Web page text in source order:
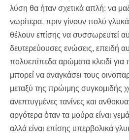
λύση θα ήταν σχετικά απλή: να
νωρίτερα, πριν γίνουν πολύ γλυκά
θέλουν επίσης να συσσωρευτεί
δευτερεύουσες ενώσεις, επειδή
πολυεπίπεδα αρώματα κλειδί για
μπορεί να αναγκάσει τους
μεταξύ της πρώιμης συγκομιδής
ανεπτυγμένες τανίνες και
αργότερα όταν τα μούρα είναι
αλλά είναι επίσης υπερβολικά